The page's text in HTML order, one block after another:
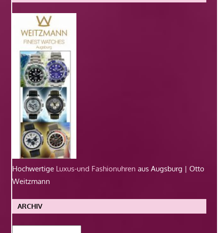
Hochwertige Luxus-und Fashionuhren aus Augsburg | Otto
Weitzmann
ARCHIV